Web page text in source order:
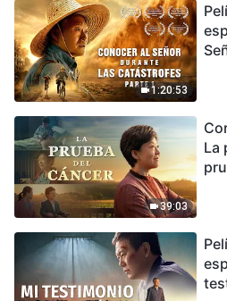
1:20:53
39:03
La